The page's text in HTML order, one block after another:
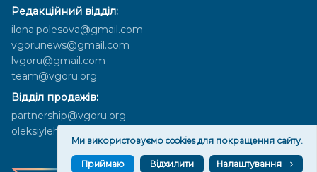
Редакційний відділ:
ilona.polesova@gmail.com
vgorunews@gmail.com
lvgoru@gmail.com
team@vgoru.org
Відділ продажів:
partnership@vgoru.org
oleksiylehen@vgoru.org
Ми використовуємо cookies для покращення сайту.
Приймаю Відхилити Налаштування